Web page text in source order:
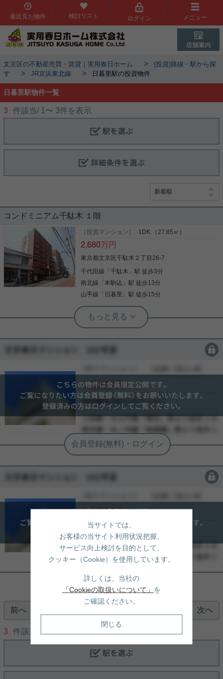
最近見た物件 検討リスト ログイン メニュー
文京区の不動産売買・賃貸｜実用春日ホーム >
(投資)路線・駅から探
す
> JR京浜東北線 > 日暮里駅の投資物件
日暮里駅物件一覧
3 件該当/ 1 〜 3件を表示
コンドミニアム千駄木 １階
［投資マンション］ 1DK （27.85㎡）
2,680万円
東京都文京区千駄木２丁目26-7
千代田線 「千駄木 」駅 徒歩3分
南北線 「本駒込 」駅 徒歩13分
山手線 「 日暮里 」駅 徒歩15分
根津駅前センター（実用根津ホーム株式会社 根津駅前センター） スタ
ッフ小西
投資として向いているお部屋です
があります。 単身者、２人入居でも対応可能なお部
屋です。
会員限定
会員限定
会員限定
-
会員限定
会員限定
-
-
前へ 1 次へ
3 件該当/
当サイトでは、
お客様の当サイト利用状況把握、
サービス向上検討を目的として、
クッキー（Cookie）を使用しています。
詳しくは、当社の
「Cookieの取扱いについて」 を
ご確認ください。
閉じる